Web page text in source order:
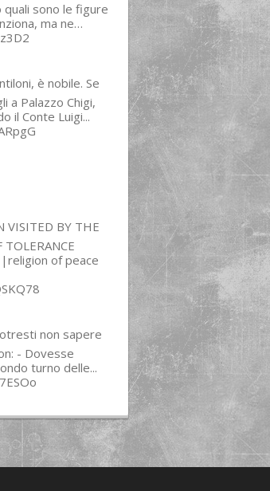
sono le figure
ma ne…
è nobile. Se
a Palazzo Chigi,
il Conte Luigi...
VISITED BY THE
TOLERANCE
|religion of peace
non sapere
- Dovesse
turno delle...